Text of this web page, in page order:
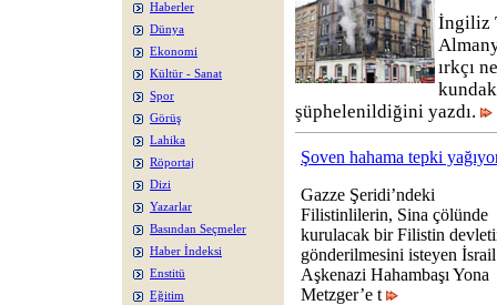
Haberler
Dünya
Ekonomi
Kültür - Sanat
Spor
Görüş
Lahika
Röportaj
Dizi
Yazarlar
Basından Seçmeler
Haber İndeksi
Enstitü
Eğitim
İngiliz
ırkçı
şüphelenildiğini yazdı.
Şoven hahama tepki
Gazze Şeridi’ndeki
Filistinlilerin, Sina çölünde
kurulacak bir Filistin
gönderilmesini isteyen
Aşkenazi Hahambaşı Yona
Metzger’e t